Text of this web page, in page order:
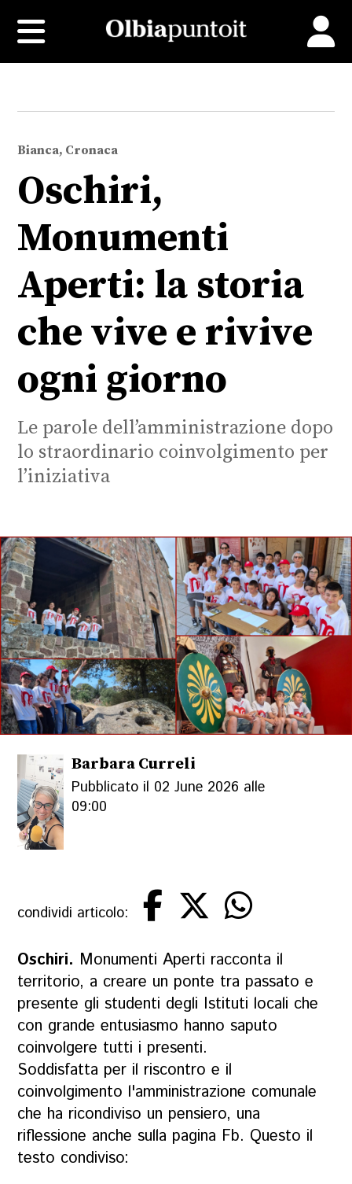
Bianca, Cronaca
Oschiri,
Monumenti
Aperti: la storia
che vive e rivive
ogni giorno
Le parole dell’amministrazione dopo
lo straordinario coinvolgimento per
l’iniziativa
Barbara Curreli
Pubblicato il 02 June 2026 alle
09:00
condividi articolo:
Oschiri. Monumenti Aperti racconta il
territorio, a creare un ponte tra passato e
presente gli studenti degli Istituti locali che
con grande entusiasmo hanno saputo
coinvolgere tutti i presenti.
Soddisfatta per il riscontro e il
coinvolgimento l'amministrazione comunale
che ha ricondiviso un pensiero, una
riflessione anche sulla pagina Fb. Questo il
testo condiviso: